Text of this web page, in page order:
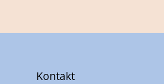
Kontakt